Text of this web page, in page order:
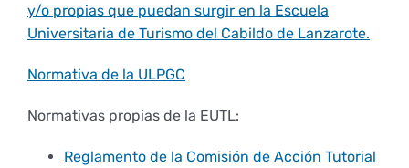
Plan de acción tutorial
Derechos y deberes
y/o propias que puedan surgir en la Escuela
Universitaria de Turismo del Cabildo de Lanzarote.
Normativa de la ULPGC
Normativas propias de la EUTL:
Reglamento de la Comisión de Acción Tutorial